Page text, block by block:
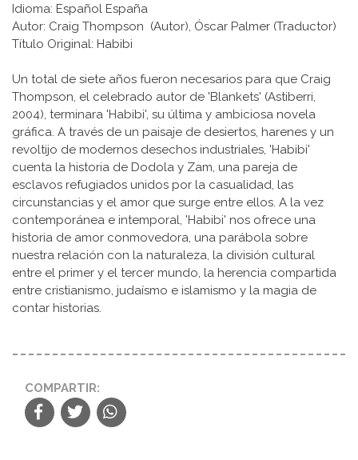
Idioma: Español España
Autor: Craig Thompson (Autor), Óscar Palmer (Traductor)
Título Original: Habibi
Un total de siete años fueron necesarios para que Craig
Thompson, el celebrado autor de 'Blankets' (Astiberri,
2004), terminara 'Habibi', su última y ambiciosa novela
gráfica. A través de un paisaje de desiertos, harenes y un
revoltijo de modernos desechos industriales, 'Habibi'
cuenta la historia de Dodola y Zam, una pareja de
esclavos refugiados unidos por la casualidad, las
circunstancias y el amor que surge entre ellos. A la vez
contemporánea e intemporal, 'Habibi' nos ofrece una
historia de amor conmovedora, una parábola sobre
nuestra relación con la naturaleza, la división cultural
entre el primer y el tercer mundo, la herencia compartida
entre cristianismo, judaísmo e islamismo y la magia de
contar historias.
COMPARTIR: